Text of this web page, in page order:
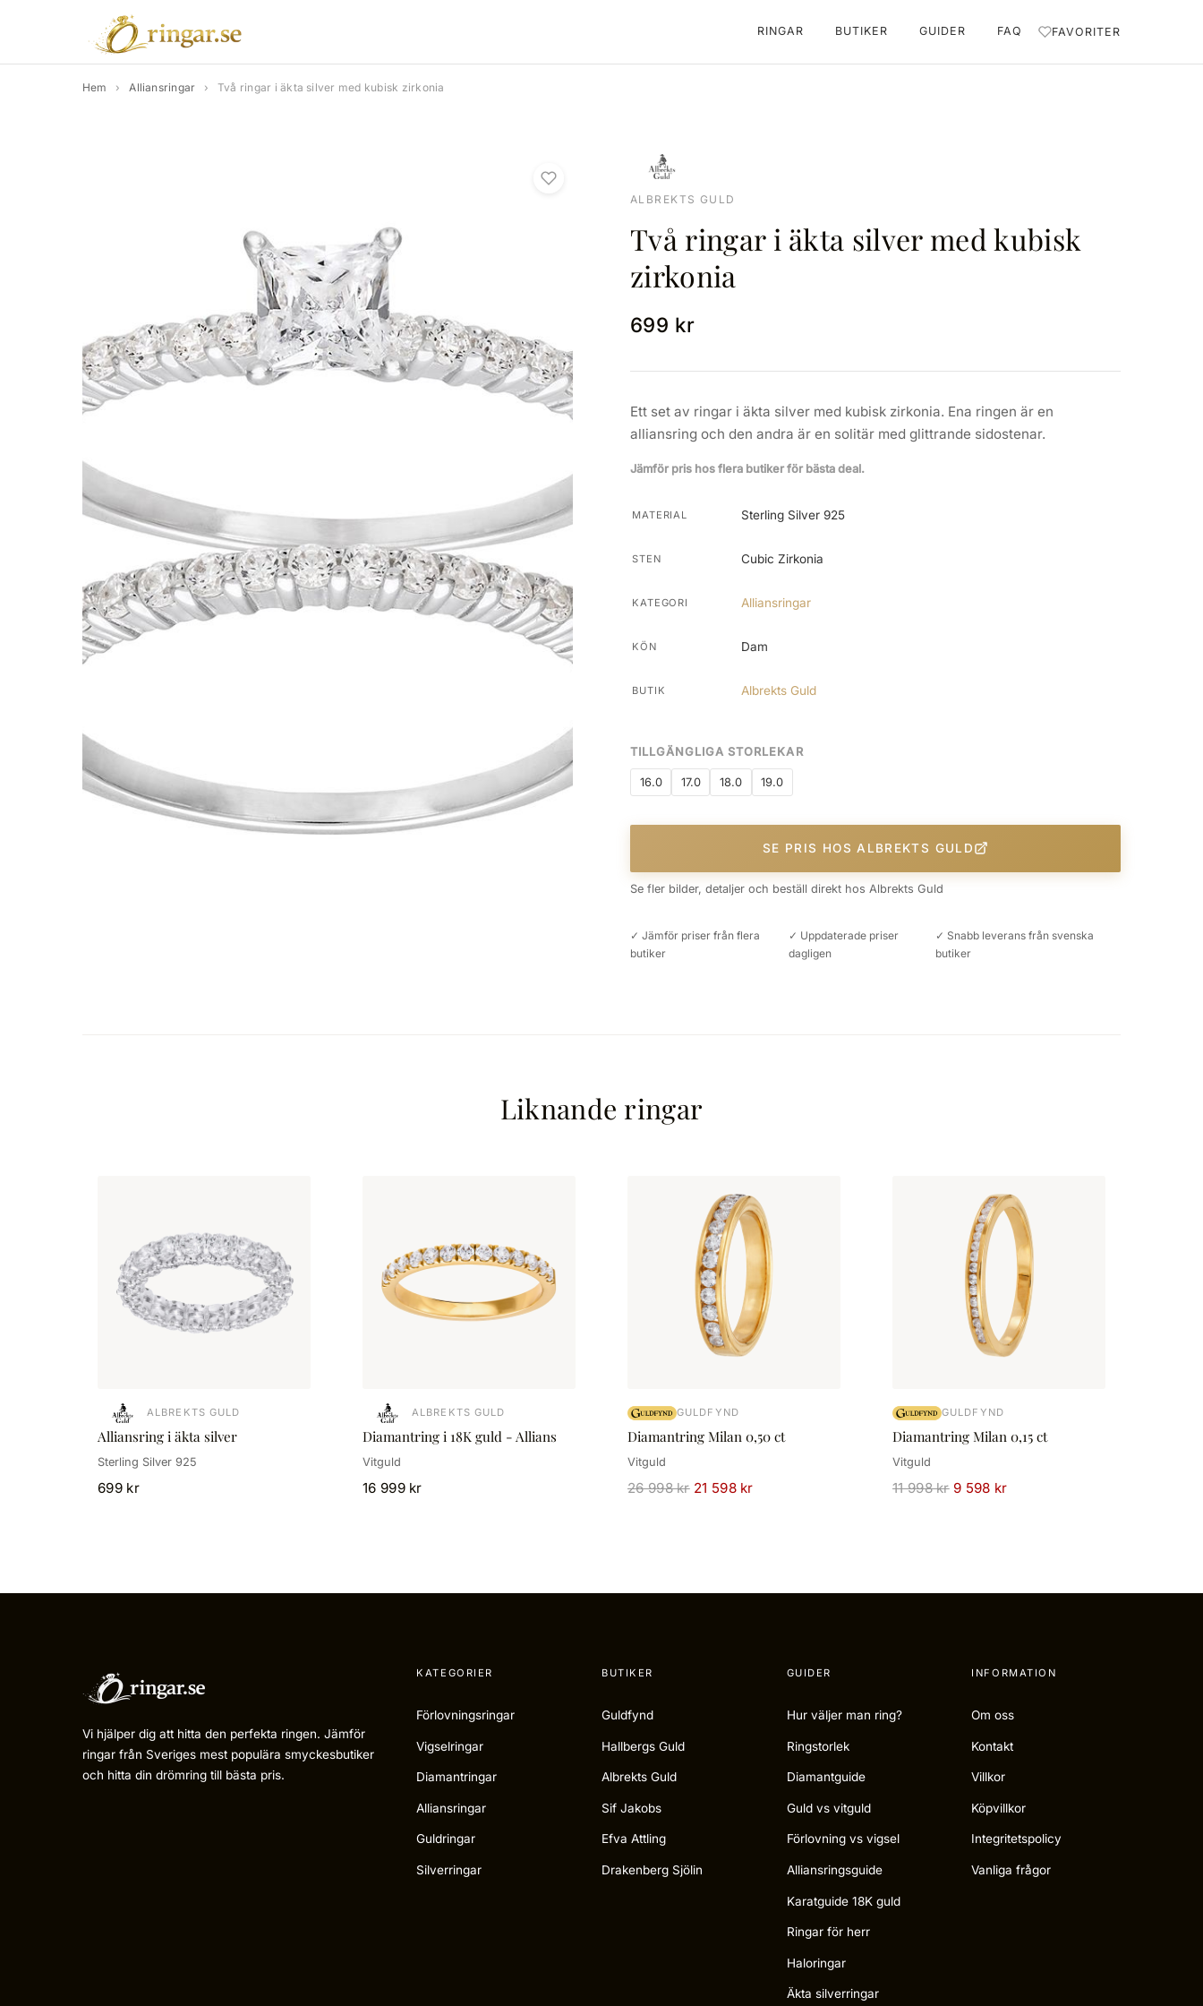
RINGAR BUTIKER GUIDER FAQ FAVORITER
Hem › Alliansringar › Två ringar i äkta silver med kubisk zirkonia
ALBREKTS GULD
Två ringar i äkta silver med kubisk
zirkonia
699 kr
Ett set av ringar i äkta silver med kubisk zirkonia. Ena ringen är en
alliansring och den andra är en solitär med glittrande sidostenar.
Jämför pris hos flera butiker för bästa deal.
MATERIAL Sterling Silver 925
STEN Cubic Zirkonia
KATEGORI Alliansringar
KÖN Dam
BUTIK Albrekts Guld
TILLGÄNGLIGA STORLEKAR
16.0 17.0 18.0 19.0
SE PRIS HOS ALBREKTS GULD
Se fler bilder, detaljer och beställ direkt hos Albrekts Guld
✓ Jämför priser från flera
butiker
✓ Uppdaterade priser
dagligen
✓ Snabb leverans från svenska
butiker
Liknande ringar
ALBREKTS GULD
Alliansring i äkta silver
Sterling Silver 925
699 kr
ALBREKTS GULD
Diamantring i 18K guld - Allians
Vitguld
16 999 kr
GULDFYND
Diamantring Milan 0,50 ct
Vitguld
26 998 kr 21 598 kr
GULDFYND
Diamantring Milan 0,15 ct
Vitguld
11 998 kr 9 598 kr
Vi hjälper dig att hitta den perfekta ringen. Jämför
ringar från Sveriges mest populära smyckesbutiker
och hitta din drömring till bästa pris.
KATEGORIER
Förlovningsringar
Vigselringar
Diamantringar
Alliansringar
Guldringar
Silverringar
BUTIKER
Guldfynd
Hallbergs Guld
Albrekts Guld
Sif Jakobs
Efva Attling
Drakenberg Sjölin
GUIDER
Hur väljer man ring?
Ringstorlek
Diamantguide
Guld vs vitguld
Förlovning vs vigsel
Alliansringsguide
Karatguide 18K guld
Ringar för herr
Haloringar
Äkta silverringar
INFORMATION
Om oss
Kontakt
Villkor
Köpvillkor
Integritetspolicy
Vanliga frågor